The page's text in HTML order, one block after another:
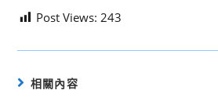
Post Views: 243
相關內容